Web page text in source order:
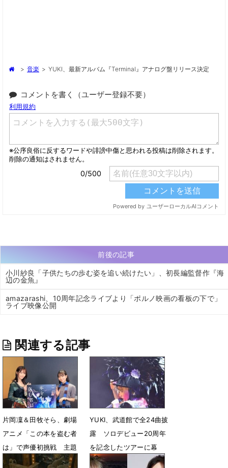
> 音楽 > YUKI、最新アルバム『Terminal』アナログ盤リリース決定
コメントを書く（ユーザー登録不要）
前後の記事
小川紗良「子供たちの歩む姿を追い続けたい」、初長編監督作『海
辺の金魚』
amazarashi、10周年記念ライブより「ポルノ映画の看板の下で」
ライブ映像公開
関連する記事
片岡凜＆田牧そら、劇場
アニメ「この本を盗む者
は」で声優初挑戦 主題
歌はYUKIの新曲に決定
YUKI、武道館で全24曲披
露 ソロデビュー20周年
を記念したツアーに幕
12月20日 22時31分